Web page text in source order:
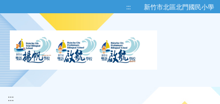
::: 新竹市北區北門國民小學
:::